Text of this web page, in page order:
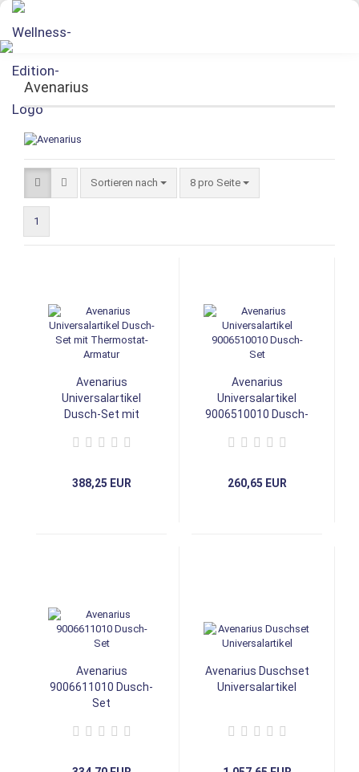
Avenarius
Sortieren nach 8 pro Seite
1
Avenarius
Universalartikel
Dusch-Set mit
Armatur
388,25 EUR
Avenarius
Universalartikel
9006510010 Dusch-
260,65 EUR
Avenarius
9006611010 Dusch-
Set
Avenarius Duschset
Universalartikel